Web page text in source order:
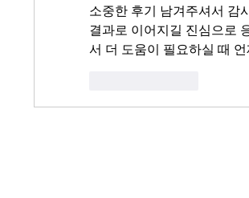
소중한 후기 남겨주셔서 감
결과로 이어지길 진심으로
서 더 도움이 필요하실 때